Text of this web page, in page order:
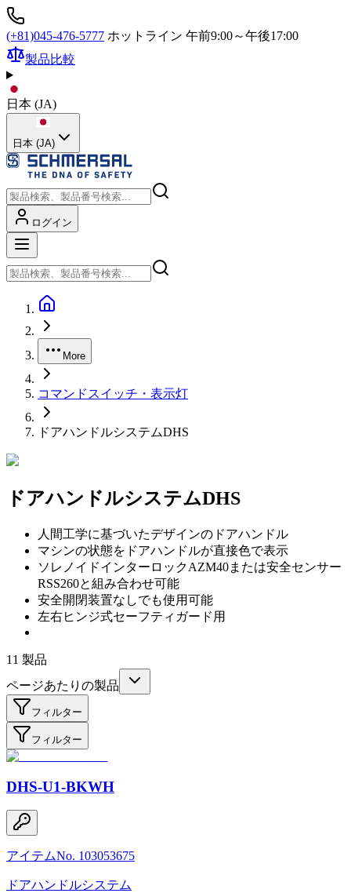
(+81)045-476-5777 ホットライン 午前9:00～午後17:00
製品比較
日本 (JA)
日本 (JA)
ログイン
More
コマンドスイッチ・表示灯
ドアハンドルシステムDHS
ドアハンドルシステムDHS
人間工学に基づいたデザインのドアハンドル
マシンの状態をドアハンドルが直接色で表示
ソレノイドインターロックAZM40または安全センサー
RSS260と組み合わせ可能
安全開閉装置なしでも使用可能
左右ヒンジ式セーフティガード用
11 製品
ページあたりの製品
フィルター
フィルター
DHS-U1-BKWH
アイテムNo. 103053675
ドアハンドルシステム